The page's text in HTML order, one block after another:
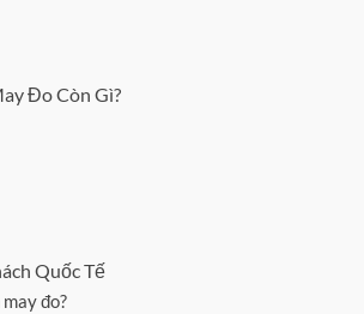
Đo Còn Gì?
Quốc Tế
đo?